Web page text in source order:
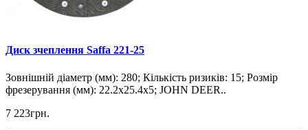
Диск зчеплення Saffa 221-25
Зовнішній діаметр (мм): 280; Кількість ризиків: 15; Розмір
фрезерування (мм): 22.2x25.4x5; JOHN DEER..
7 223грн.